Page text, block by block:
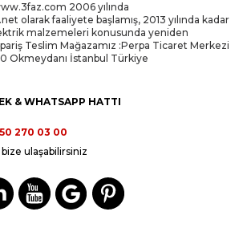
2006 yılında
olarak faaliyete başlamış, 2013 yılında kadar
malzemeleri konusunda yeniden
Teslim Mağazamız :Perpa Ticaret Merkezi
Okmeydanı İstanbul Türkiye
& WHATSAPP HATTI
270 03 00
ulaşabilirsiniz